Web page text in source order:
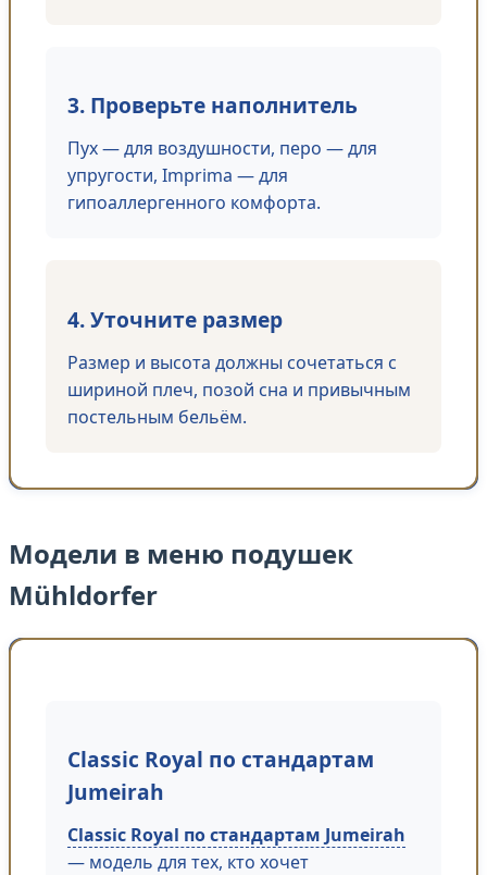
3. Проверьте наполнитель
Пух — для воздушности, перо — для
упругости, Imprima — для
гипоаллергенного комфорта.
4. Уточните размер
Размер и высота должны сочетаться с
шириной плеч, позой сна и привычным
постельным бельём.
Модели в меню подушек
Mühldorfer
Classic Royal по стандартам
Jumeirah
Classic Royal по стандартам Jumeirah
— модель для тех, кто хочет